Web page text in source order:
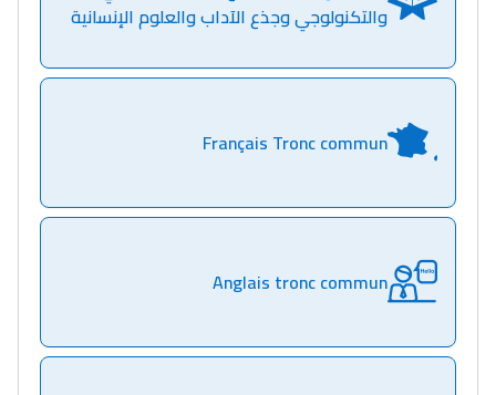
والتكنولوجي وجذع الآداب والعلوم الإنسانية
Français Tronc commun
Anglais tronc commun